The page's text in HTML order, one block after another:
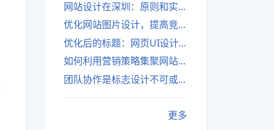
网站设计在深圳：原则和实践
优化网站图片设计，提高竞争力
优化后的标题：网页UI设计与APP UI设计应用软件
如何利用营销策略集聚网站流量
团队协作是标志设计不可或缺的一部分
更多